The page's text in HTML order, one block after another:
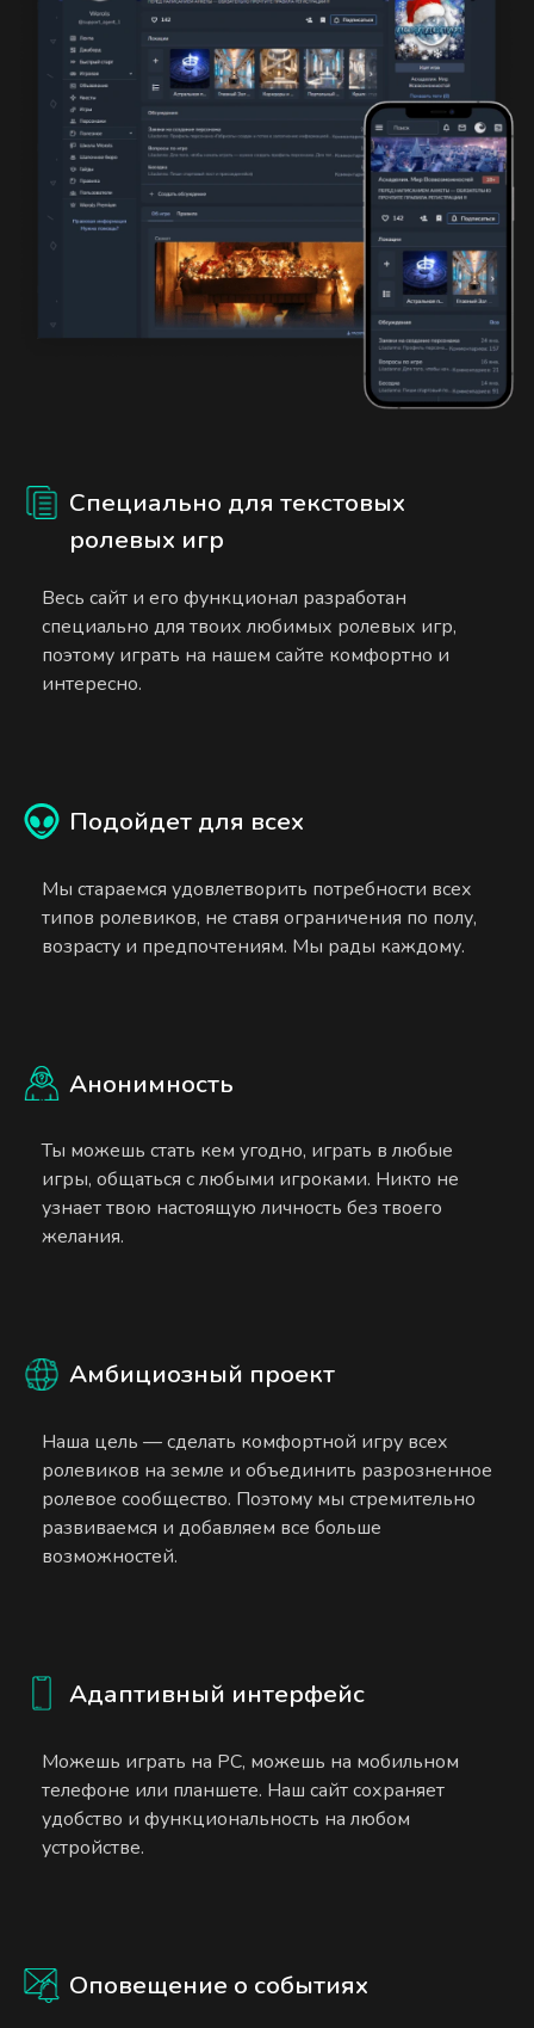
Специально для текстовых
ролевых игр
Весь сайт и его функционал разработан
специально для твоих любимых ролевых игр,
поэтому играть на нашем сайте комфортно и
интересно.
Подойдет для всех
Мы стараемся удовлетворить потребности всех
типов ролевиков, не ставя ограничения по полу,
возрасту и предпочтениям. Мы рады каждому.
Анонимность
Ты можешь стать кем угодно, играть в любые
игры, общаться с любыми игроками. Никто не
узнает твою настоящую личность без твоего
желания.
Амбициозный проект
Наша цель — сделать комфортной игру всех
ролевиков на земле и объединить разрозненное
ролевое сообщество. Поэтому мы стремительно
развиваемся и добавляем все больше
возможностей.
Адаптивный интерфейс
Можешь играть на PC, можешь на мобильном
телефоне или планшете. Наш сайт сохраняет
удобство и функциональность на любом
устройстве.
Оповещение о событиях